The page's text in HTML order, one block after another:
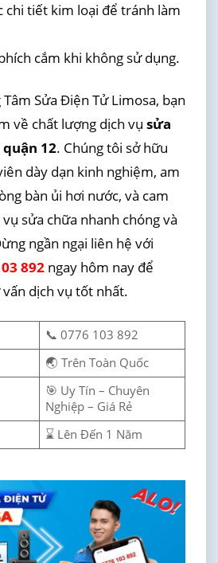
chi tiết kim loại để tránh làm
cắm khi không sử dụng.
Sửa Điện Tử Limosa, bạn
về chất lượng dịch vụ sửa
12. Chúng tôi sở hữu
dày dạn kinh nghiệm, am
bàn ủi hơi nước, và cam
sửa chữa nhanh chóng và
ngần ngại liên hệ với
892ngay hôm nay để
dịch vụ tốt nhất.
📞 0776 103 892
🌏 Trên Toàn Quốc
🎯 Uy Tín – Chuyên
Nghiệp – Giá Rẻ
⌛ Lên Đến 1 Năm